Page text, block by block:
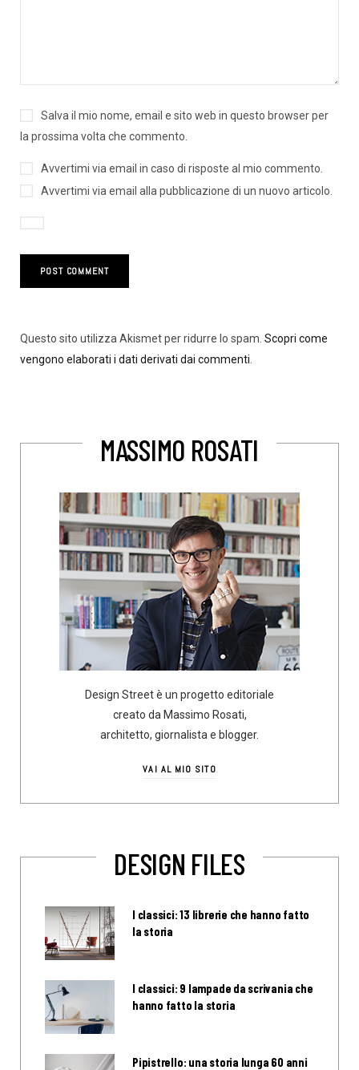
Salva il mio nome, email e sito web in questo browser per
la prossima volta che commento.
Avvertimi via email in caso di risposte al mio commento.
Avvertimi via email alla pubblicazione di un nuovo articolo.
Questo sito utilizza Akismet per ridurre lo spam. Scopri come
vengono elaborati i dati derivati dai commenti.
MASSIMO ROSATI
Design Street è un progetto editoriale
creato da Massimo Rosati,
architetto, giornalista e blogger.
VAI AL MIO SITO
DESIGN FILES
I classici: 13 librerie che hanno fatto
la storia
I classici: 9 lampade da scrivania che
hanno fatto la storia
Pipistrello: una storia lunga 60 anni